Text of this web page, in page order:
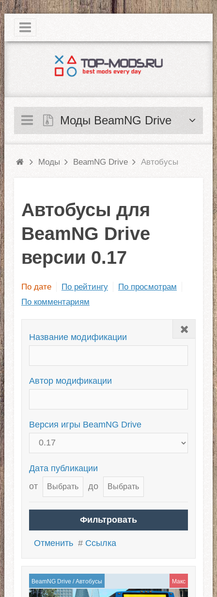
|
Моды BeamNG Drive
Моды BeamNG Drive Автобусы
Автобусы для
BeamNG Drive
версии 0.17
По дате По рейтингу
По просмотрам
По комментариям
Закрыть
Название модификации
Автор модификации
Версия игры BeamNG Drive
Дата публикации
от
до
Отменить # Ссылка
BeamNG Drive /Автобусы Макс